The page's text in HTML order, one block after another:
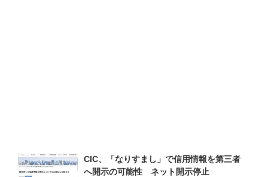
CIC、「なりすまし」で信用情報を第三者
へ開示の可能性　ネット開示停止